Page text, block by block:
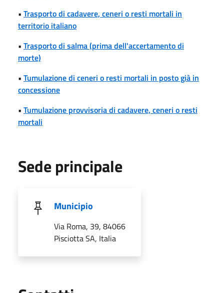
• Trasporto di cadavere, ceneri o resti mortali in
territorio italiano
• Trasporto di salma (prima dell'accertamento di
morte)
• Tumulazione di ceneri o resti mortali in posto già in
concessione
• Tumulazione provvisoria di cadavere, ceneri o resti
mortali
Sede principale
Municipio
Via Roma, 39, 84066
Pisciotta SA, Italia